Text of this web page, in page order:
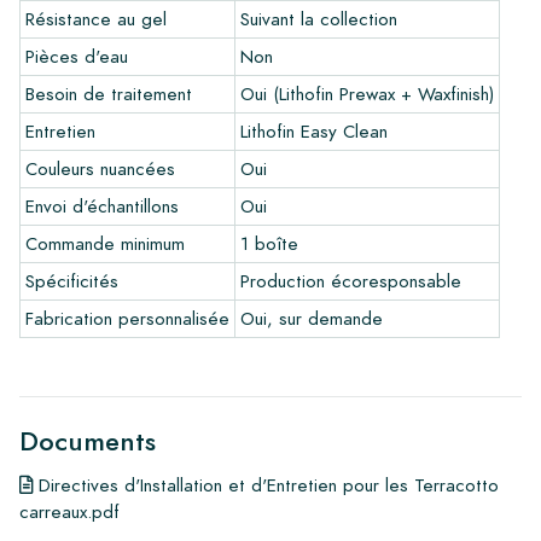
Nous travaillons avec des transporteurs fiables, mais vous
pouvez également récupérer les carreaux vous-même dans
notre entrepôt à Alkmaar ou notre salle d'exposition à Breda.
Reclamations
Si à l’ouverture des cartons vous constatez que les carreaux
ne sont pas conformes à votre commande ou qu’ils sont
défectueux, il y a lieu de nous prévenir immédiatement. Nous
ne pourrons traiter aucune réclamation concernant des
carreaux déjà posés.
Liens
Résistance au gel
Suivant la collection
Pièces d'eau
Non
Besoin de traitement
Oui (Lithofin Prewax + Waxfinish)
Entretien
Lithofin Easy Clean
Couleurs nuancées
Oui
Envoi d'échantillons
Oui
Commande minimum
1 boîte
Spécificités
Production écoresponsable
Fabrication personnalisée Oui, sur demande
Documents
Directives d'Installation et d'Entretien pour les Terracotto
carreaux.pdf